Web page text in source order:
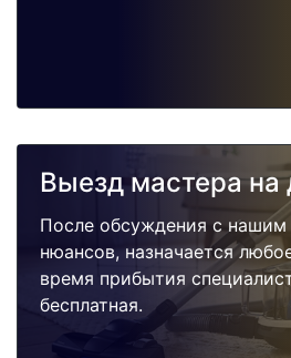
Выезд мастера на
После обсуждения с
нюансов, назначается
время прибытия
бесплатная.